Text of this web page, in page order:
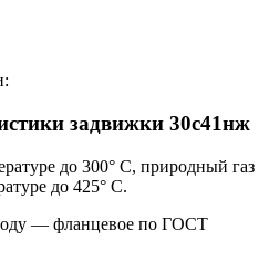
задвижки 30с41нж
до 300° С, природный газ
до 425° С.
— фланцевое по ГОСТ